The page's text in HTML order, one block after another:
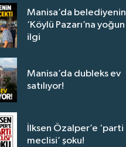
Manisa’da belediyenin
‘Köylü Pazarı’na yoğun
ilgi
Manisa’da dubleks ev
satılıyor!
İlksen Özalper’e ‘parti
meclisi’ şoku!